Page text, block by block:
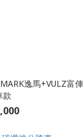
逸馬+VULZ富俥
款